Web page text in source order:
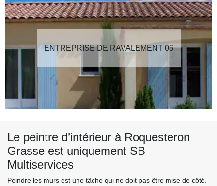
ENTREPRISE DE RAVALEMENT 06
Le peintre d’intérieur à Roquesteron
Grasse est uniquement SB
Multiservices
Peindre les murs est une tâche qui ne doit pas être mise de côté.